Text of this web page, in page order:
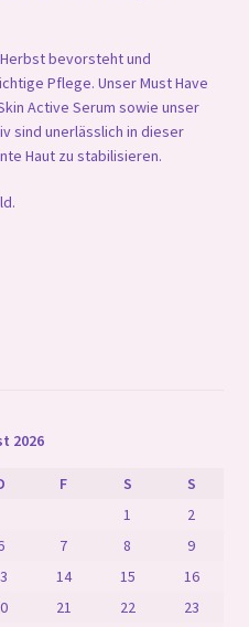
bevorsteht und
Pflege. Unser Must Have
Active Serum sowie unser
sind unerlässlich in dieser
Haut zu stabilisieren.
2026
F S
S
1
2
7 8
9
14 15
16
21 22
23